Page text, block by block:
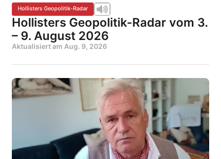
Hollisters Geopolitik-Radar
Hollisters Geopolitik-Radar vom 3.
– 9. August 2026
Aktualisiert am Aug. 9, 2026